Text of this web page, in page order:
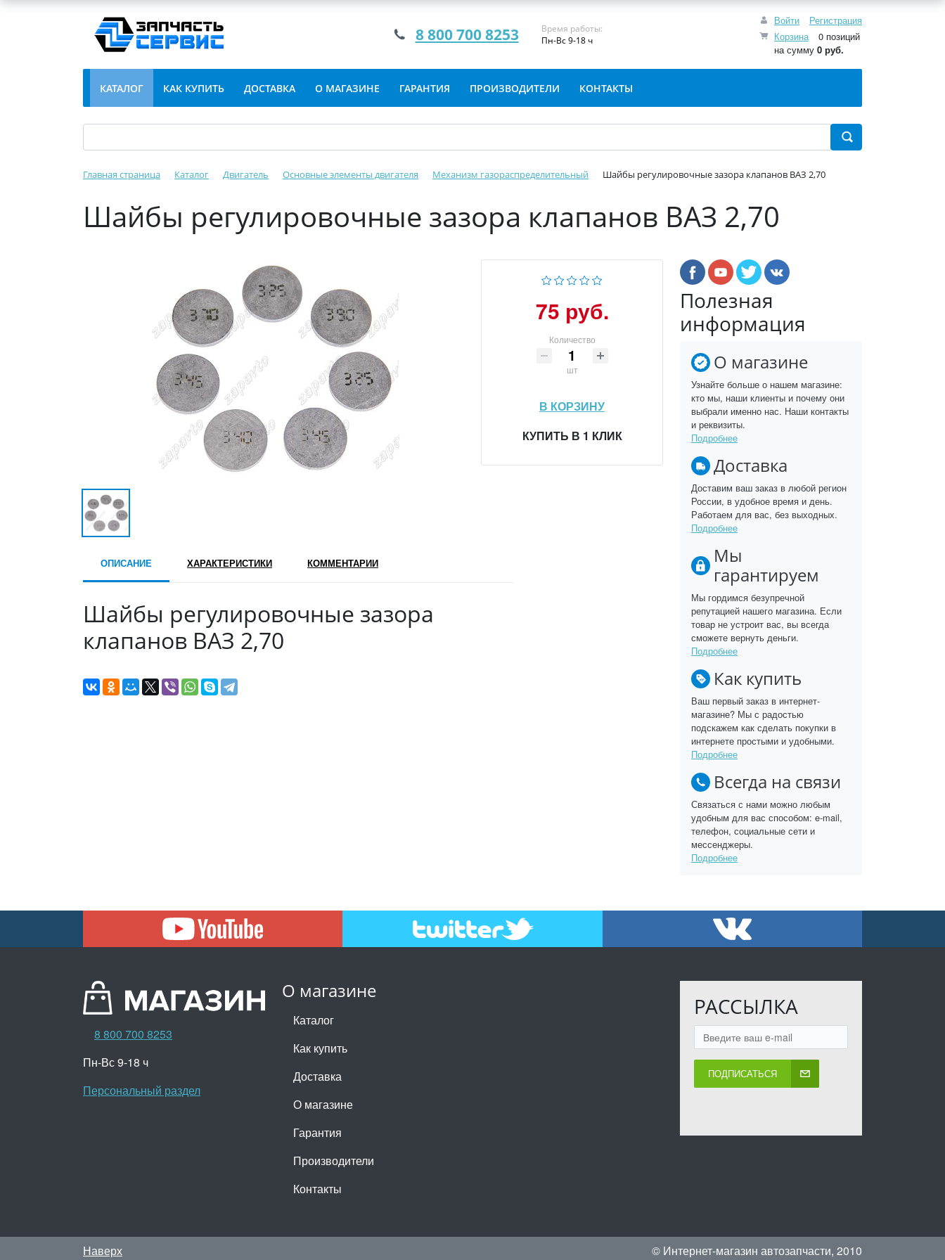
Войти
Регистрация
Корзина
0 позиций
на сумму 0 руб.
8 800 700 8253
Время работы:
Пн-Вс 9-18 ч
КАТАЛОГ КАК КУПИТЬ ДОСТАВКА О МАГАЗИНЕ ГАРАНТИЯ ПРОИЗВОДИТЕЛИ КОНТАКТЫ
Главная страница Каталог Двигатель Основные элементы двигателя Механизм газораспределительный Шайбы регулировочные зазора клапанов ВАЗ 2,70
Шайбы регулировочные зазора клапанов ВАЗ 2,70
75 руб.
Количество
шт
В КОРЗИНУ
КУПИТЬ В 1 КЛИК
ОПИСАНИЕ ХАРАКТЕРИСТИКИ КОММЕНТАРИИ
Шайбы регулировочные зазора
клапанов ВАЗ 2,70
Полезная
информация
О магазине
Узнайте больше о нашем магазине:
кто мы, наши клиенты и почему они
выбрали именно нас. Наши контакты
и реквизиты.
Подробнее
Доставка
Доставим ваш заказ в любой регион
России, в удобное время и день.
Работаем для вас, без выходных.
Подробнее
Мы
гарантируем
Мы гордимся безупречной
репутацией нашего магазина. Если
товар не устроит вас, вы всегда
сможете вернуть деньги.
Подробнее
Как купить
Ваш первый заказ в интернет-
магазине? Мы с радостью
подскажем как сделать покупки в
интернете простыми и удобными.
Подробнее
Всегда на связи
Связаться с нами можно любым
удобным для вас способом: e-mail,
телефон, социальные сети и
мессенджеры.
Подробнее
О магазине
Каталог
Как купить
Доставка
О магазине
Гарантия
Производители
Контакты
РАССЫЛКА
ПОДПИСАТЬСЯ
8 800 700 8253
Пн-Вс 9-18 ч
Персональный раздел
Наверх © Интернет-магазин автозапчасти, 2010